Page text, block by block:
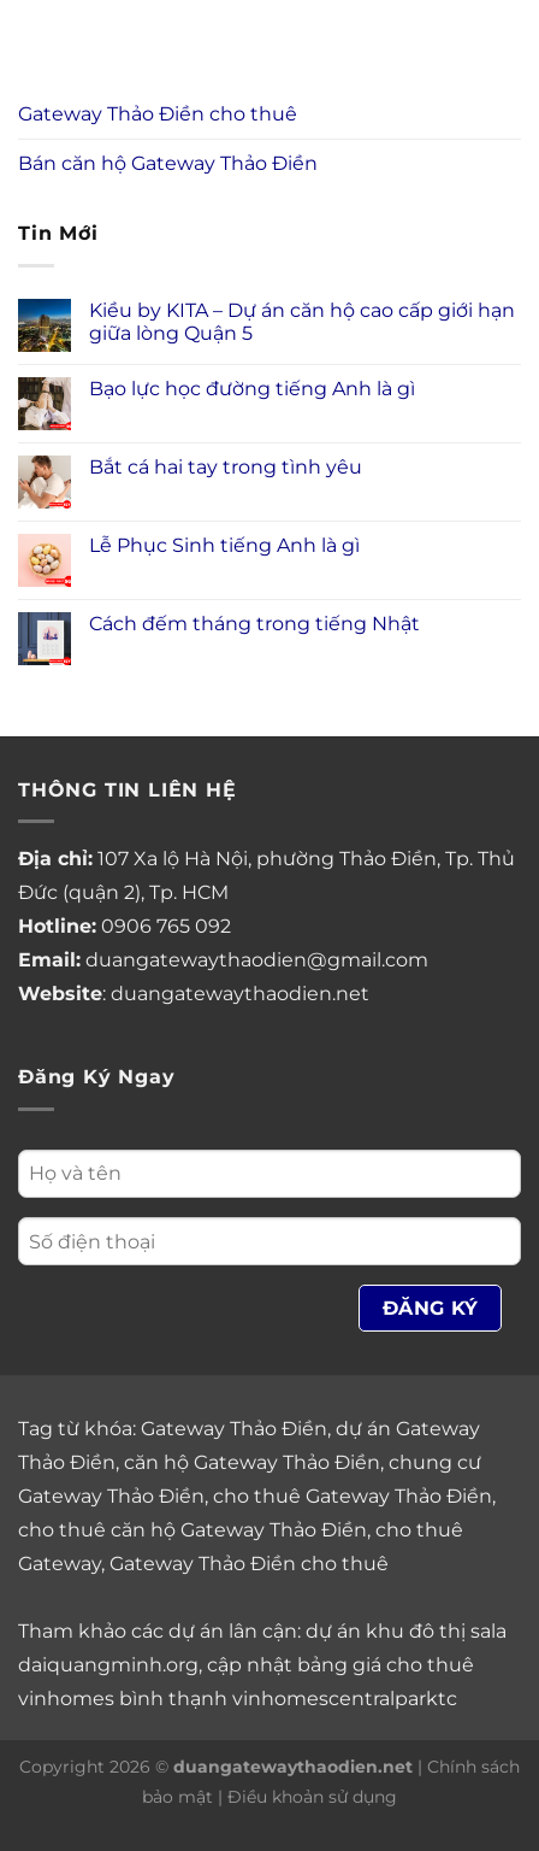
Gateway Thảo Điền cho thuê
Bán căn hộ Gateway Thảo Điền
Tin Mới
Kiều by KITA – Dự án căn hộ cao cấp giới hạn
giữa lòng Quận 5
Bạo lực học đường tiếng Anh là gì
Bắt cá hai tay trong tình yêu
Lễ Phục Sinh tiếng Anh là gì
Cách đếm tháng trong tiếng Nhật
THÔNG TIN LIÊN HỆ
Địa chỉ: 107 Xa lộ Hà Nội, phường Thảo Điền, Tp. Thủ
Đức (quận 2), Tp. HCM
Hotline: 0906 765 092
Email: duangatewaythaodien@gmail.com
Website: duangatewaythaodien.net
Đăng Ký Ngay
Tag từ khóa: Gateway Thảo Điền, dự án Gateway
Thảo Điền, căn hộ Gateway Thảo Điền, chung cư
Gateway Thảo Điền, cho thuê Gateway Thảo Điền,
cho thuê căn hộ Gateway Thảo Điền, cho thuê
Gateway, Gateway Thảo Điền cho thuê
Tham khảo các dự án lân cận: dự án khu đô thị sala
daiquangminh.org, cập nhật bảng giá cho thuê
vinhomes bình thạnh vinhomescentralparktc
Copyright 2026 © duangatewaythaodien.net | Chính sách
bảo mật | Điều khoản sử dụng